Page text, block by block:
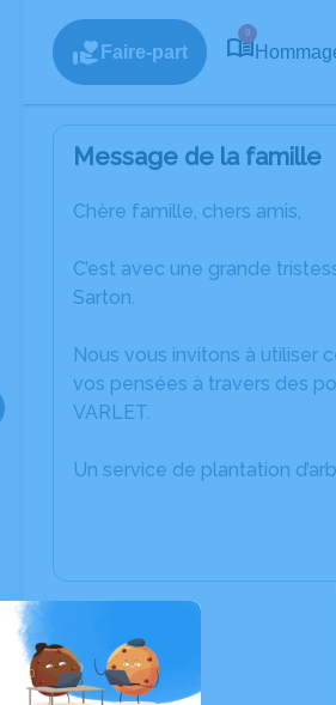
Faire-part
9
Message de la famille
Chère famille, chers amis,
C’est avec une grande
Sarton.
Nous vous invitons à utiliser
vos pensées à travers des
VARLET.
Un service de plantation